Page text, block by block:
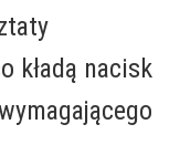
kładą nacisk